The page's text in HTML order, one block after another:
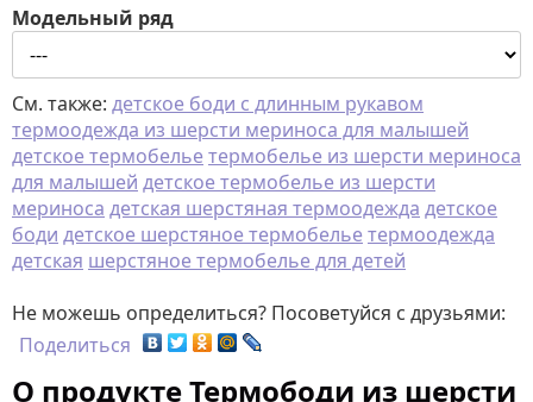
Модельный ряд
См. также: детское боди с длинным рукавом
термоодежда из шерсти мериноса для малышей
детское термобельетермобелье из шерсти мериноса
для малышей детское термобелье из шерсти
мериноса детская шерстяная термоодежда детское
боди детское шерстяное термобельетермоодежда
детская шерстяное термобелье для детей
Не можешь определиться? Посоветуйся с друзьями:
Поделиться
О продукте Термободи из шерсти